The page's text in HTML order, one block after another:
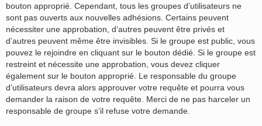
bouton approprié. Cependant, tous les groupes d’utilisateurs ne
sont pas ouverts aux nouvelles adhésions. Certains peuvent
nécessiter une approbation, d’autres peuvent être privés et
d’autres peuvent même être invisibles. Si le groupe est public, vous
pouvez le rejoindre en cliquant sur le bouton dédié. Si le groupe est
restreint et nécessite une approbation, vous devez cliquer
également sur le bouton approprié. Le responsable du groupe
d’utilisateurs devra alors approuver votre requête et pourra vous
demander la raison de votre requête. Merci de ne pas harceler un
responsable de groupe s’il refuse votre demande.